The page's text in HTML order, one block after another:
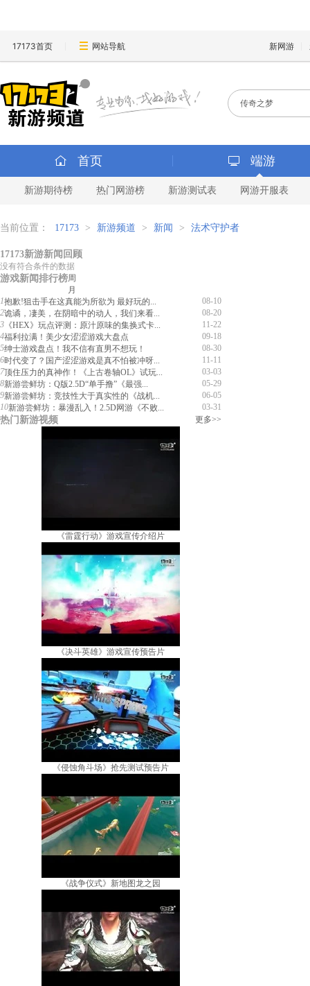
17173首页 网站导航 新网游
首页 端游
新游期待榜 热门网游榜 新游测试表 网游开服表
当前位置： 17173 > 新游频道 > 新闻 > 法术守护者
17173新游新闻回顾
没有符合条件的数据
游戏新闻排行榜周
月
1
08-10
抱歉!狙击手在这真能为所欲为 最好玩的...
2
08-20
诡谲，凄美，在阴暗中的动人，我们来看...
3
11-22
《HEX》玩点评测：原汁原味的集换式卡...
4
09-18
福利拉满！美少女涩涩游戏大盘点
5
08-30
绅士游戏盘点！我不信有直男不想玩！
6
11-11
时代变了？国产涩涩游戏是真不怕被冲呀...
7
03-03
顶住压力的真神作！《上古卷轴OL》试玩...
8
05-29
新游尝鲜坊：Q版2.5D“单手撸”《最强...
9
06-05
新游尝鲜坊：竞技性大于真实性的《战机...
10
03-31
新游尝鲜坊：暴漫乱入！2.5D网游《不败...
热门新游视频 更多>>
《雷霆行动》游戏宣传介绍片
《决斗英雄》游戏宣传预告片
《侵蚀角斗场》抢先测试预告片
《战争仪式》新地图龙之园